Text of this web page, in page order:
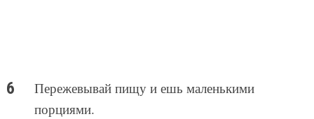
Пережевывай пищу и ешь маленькими
порциями.